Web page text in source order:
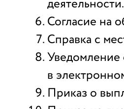
деятельности.
Согласие на
Справка с
Уведомление
в
Приказ о